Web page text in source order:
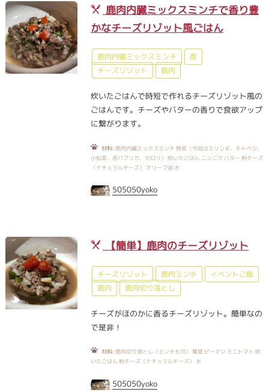
鹿肉内臓ミックスミンチで香り豊
かなチーズリゾット風ごはん
鹿肉内臓ミックスミンチ
鹿
チーズリゾット
鹿肉
炊いたごはんで時短で作れるチーズリゾット風の
ごはんです。チーズやバターの香りで食欲アップ
に繋がります。
材料:鹿肉内臓ミックスミンチ 野菜（今回はエリンギ、キャベツ、
小松菜、赤パプリカ、セロリ） 炊いたごはん ニンニク バター 粉チーズ
（ナチュラルチーズ） オリーブ油 水
505050yoko
【簡単】鹿肉のチーズリゾット
チーズリゾット 鹿肉ミンチ
イベントご飯
鹿肉
鹿肉切り落とし
チーズがほのかに香るチーズリゾット。簡単なの
で是非！
材料:鹿肉切り落とし（ミンチも可） 舞茸 ピーマン ミニトマト 炊
いたごはん 粉チーズ（ナチュラルチーズ） 水
505050yoko